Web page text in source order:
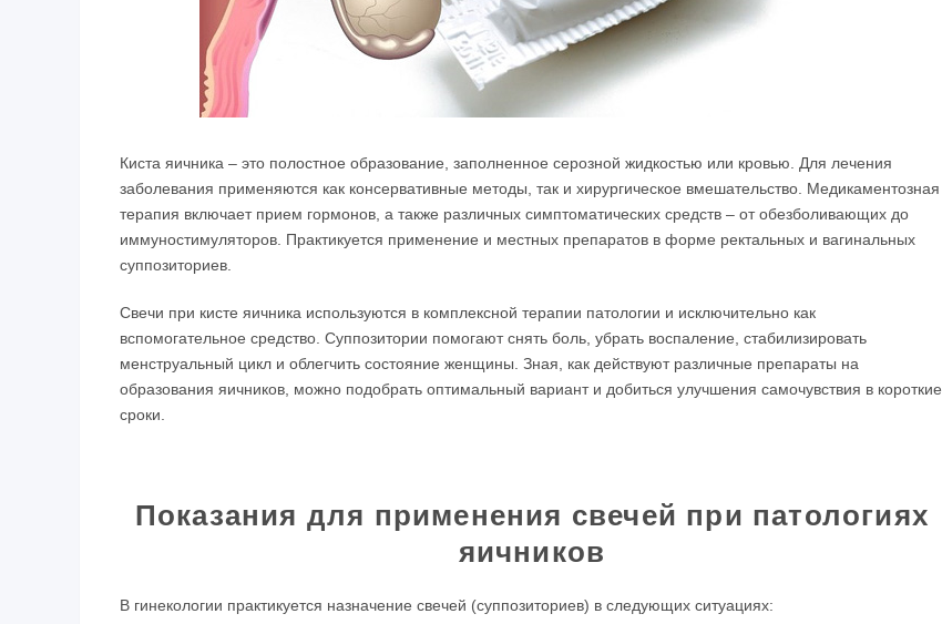
Киста яичника – это полостное образование, заполненное серозной жидкостью или кровью. Для лечения
заболевания применяются как консервативные методы, так и хирургическое вмешательство. Медикаментозная
терапия включает прием гормонов, а также различных симптоматических средств – от обезболивающих до
иммуностимуляторов. Практикуется применение и местных препаратов в форме ректальных и вагинальных
суппозиториев.
Свечи при кисте яичника используются в комплексной терапии патологии и исключительно как
вспомогательное средство. Суппозитории помогают снять боль, убрать воспаление, стабилизировать
менструальный цикл и облегчить состояние женщины. Зная, как действуют различные препараты на
образования яичников, можно подобрать оптимальный вариант и добиться улучшения самочувствия в короткие
сроки.
Показания для применения свечей при патологиях
яичников
В гинекологии практикуется назначение свечей (суппозиториев) в следующих ситуациях: